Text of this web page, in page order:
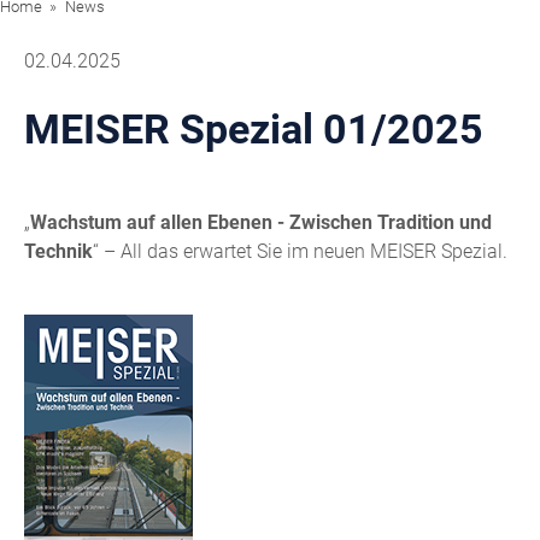
Home News
02.04.2025
MEISER Spezial 01/2025
„Wachstum auf allen Ebenen - Zwischen Tradition und
Technik“ – All das erwartet Sie im neuen MEISER Spezial.